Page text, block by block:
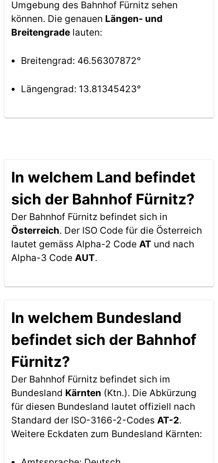
Umgebung des Bahnhof Fürnitz sehen
können. Die genauen Längen- und
Breitengradelauten:
Breitengrad: 46.56307872°
Längengrad: 13.81345423°
In welchem Land befindet
sich der Bahnhof Fürnitz?
Der Bahnhof Fürnitz befindet sich in
Österreich. Der ISO Code für die Österreich
lautet gemäss Alpha-2 Code AT und nach
Alpha-3 Code AUT.
In welchem Bundesland
befindet sich der Bahnhof
Fürnitz?
Der Bahnhof Fürnitz befindet sich im
Bundesland Kärnten (Ktn.). Die Abkürzung
für diesen Bundesland lautet offiziell nach
Standard der ISO-3166-2-Codes AT-2.
Weitere Eckdaten zum Bundesland Kärnten: